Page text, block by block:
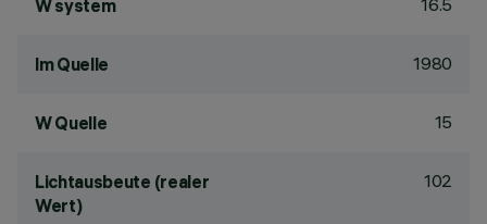
W system 16.5
lm Quelle 1980
W Quelle 15
Lichtausbeute (realer
Wert)
102